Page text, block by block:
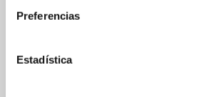
Preferencias
Estadística